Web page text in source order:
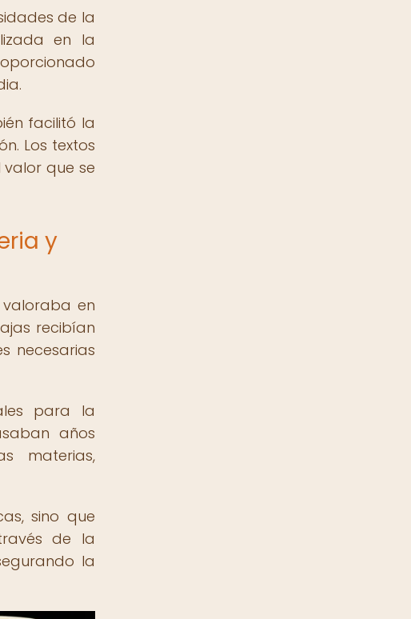
de la
en la
facilitó la
Los textos
que se
y
valoraba en
recibían
necesarias
para la
años
materias,
sino que
de la
la